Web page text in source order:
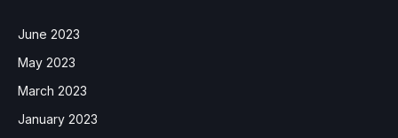
June 2023
May 2023
March 2023
January 2023